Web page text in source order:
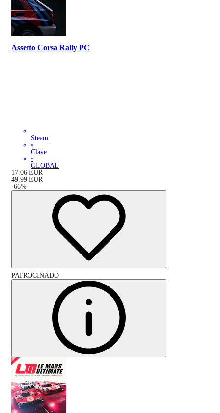
Assetto Corsa Rally PC
Steam
•
Clave
•
GLOBAL
17.06 EUR
49.99 EUR
-66%
PATROCINADO